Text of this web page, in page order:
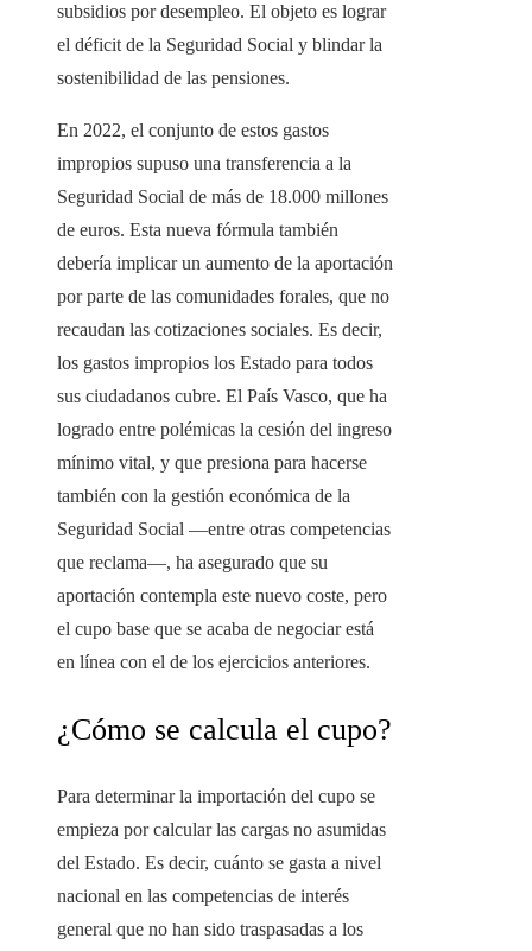
subsidios por desempleo. El objeto es lograr
el déficit de la Seguridad Social y blindar la
sostenibilidad de las pensiones.
En 2022, el conjunto de estos gastos
impropios supuso una transferencia a la
Seguridad Social de más de 18.000 millones
de euros. Esta nueva fórmula también
debería implicar un aumento de la aportación
por parte de las comunidades forales, que no
recaudan las cotizaciones sociales. Es decir,
los gastos impropios los Estado para todos
sus ciudadanos cubre. El País Vasco, que ha
logrado entre polémicas la cesión del ingreso
mínimo vital, y que presiona para hacerse
también con la gestión económica de la
Seguridad Social —entre otras competencias
que reclama—, ha asegurado que su
aportación contempla este nuevo coste, pero
el cupo base que se acaba de negociar está
en línea con el de los ejercicios anteriores.
¿Cómo se calcula el cupo?
Para determinar la importación del cupo se
empieza por calcular las cargas no asumidas
del Estado. Es decir, cuánto se gasta a nivel
nacional en las competencias de interés
general que no han sido traspasadas a los